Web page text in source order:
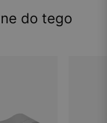
do tego